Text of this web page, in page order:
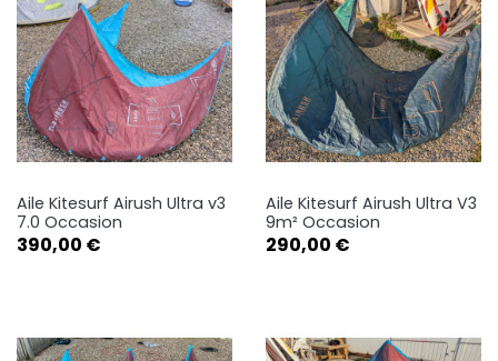
Aile Kitesurf Airush Ultra v3
7.0 Occasion
Prix
390,00 €
Aile Kitesurf Airush Ultra V3
9m² Occasion
Prix
290,00 €